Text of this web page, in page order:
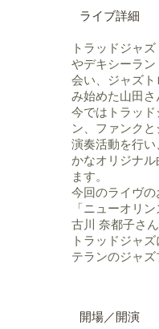
クと好きなジ
のバンドも首
て
リーダーライ
分の音楽を追
今年夏頃、カ
シーンズでニ
定！
HP：
http://
yamada#
以来、30年に
ンズを往復し
開するニュー
師。ニューオ
ェスティバル
ージフェステ
のリーダーア
ニューオリン
続けている。
ライブ詳細
トラッドジャ
やデキシーラ
会い、ジャズ
み始めた山田さ
今ではトラッ
ン、ファンク
演奏活動を行
かなオリジナ
ます。
今回のライヴの
「ニューオリ
古川 奈都子さん
トラッドジャ
テランのジャズ
開場／開演